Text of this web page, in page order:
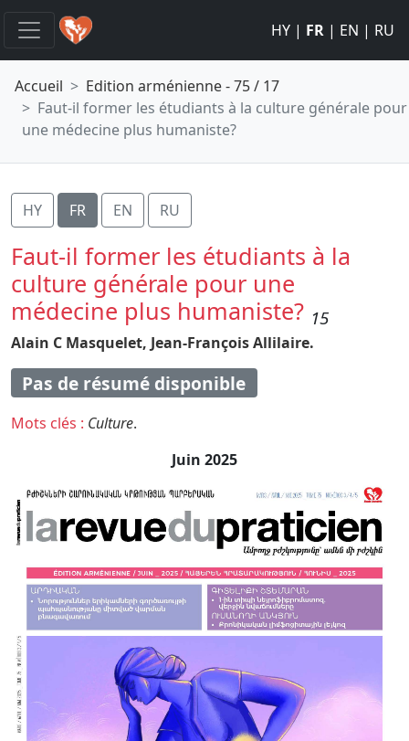
HY | FR | EN | RU
Accueil
Edition arménienne - 75 / 17
Faut-il former les étudiants à la culture générale pour
une médecine plus humaniste?
HY FR EN RU
Faut-il former les étudiants à la
culture générale pour une
médecine plus humaniste? 15
Alain C Masquelet, Jean-François Allilaire.
Pas de résumé disponible
Mots clés : Culture.
Juin 2025